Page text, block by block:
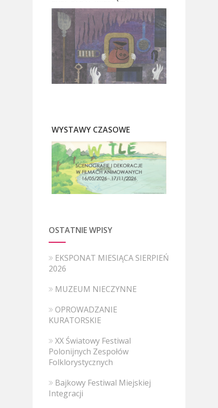
WYSTAWY CZASOWE
OSTATNIE WPISY
EKSPONAT MIESIĄCA SIERPIEŃ
2026
MUZEUM NIECZYNNE
OPROWADZANIE
KURATORSKIE
XX Światowy Festiwal
Polonijnych Zespołów
Folklorystycznych
Bajkowy Festiwal Miejskiej
Integracji